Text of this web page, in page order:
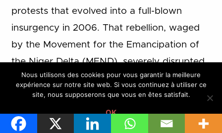
protests that evolved into a full-blown
insurgency in 2006. That rebellion, waged
by the Movement for the Emancipation of
the Niger Delta (MEND), severely disrupted
Nigeria’s oil industry, slashing earnings from
its exports, the country’s major revenue
source.
Nous utilisons des cookies pour vous garantir la meilleure
expérience sur notre site web. Si vous continuez à utiliser ce
site, nous supposerons que vous en êtes satisfait.
OK